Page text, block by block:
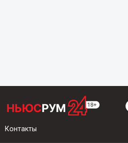
Контакты